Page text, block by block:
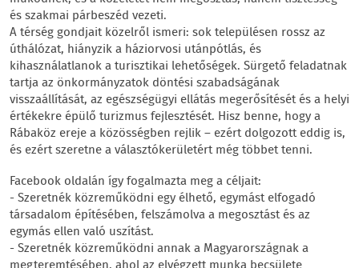
és szakmai párbeszéd vezeti.
A térség gondjait közelről ismeri: sok településen rossz az
úthálózat, hiányzik a háziorvosi utánpótlás, és
kihasználatlanok a turisztikai lehetőségek. Sürgető feladatnak
tartja az önkormányzatok döntési szabadságának
visszaállítását, az egészségügyi ellátás megerősítését és a helyi
értékekre épülő turizmus fejlesztését. Hisz benne, hogy a
Rábaköz ereje a közösségben rejlik – ezért dolgozott eddig is,
és ezért szeretne a választókerületért még többet tenni.
Facebook oldalán így fogalmazta meg a céljait:
- Szeretnék közreműködni egy élhető, egymást elfogadó
társadalom építésében, felszámolva a megosztást és az
egymás ellen való uszítást.
- Szeretnék közreműködni annak a Magyarországnak a